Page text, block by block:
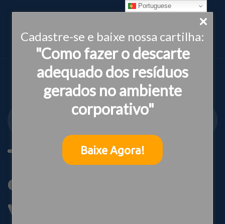
Cadastre-se e baixe nossa cartilha:
"Como fazer o descarte
adequado dos resíduos
gerados no ambiente
corporativo"
Baixe Agora!
INSTITUTO IDEIAS
Tag:
enfrentamento à
violência
Portuguese